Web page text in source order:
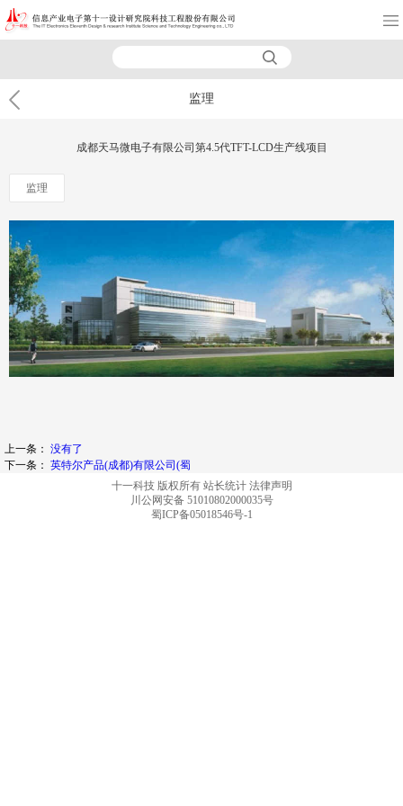
监理
成都天马微电子有限公司第4.5代TFT-LCD生产线项目
监理
上一条： 没有了
下一条： 英特尔产品(成都)有限公司(蜀
十一科技 版权所有 站长统计 法律声明
川公网安备 51010802000035号
蜀ICP备05018546号-1